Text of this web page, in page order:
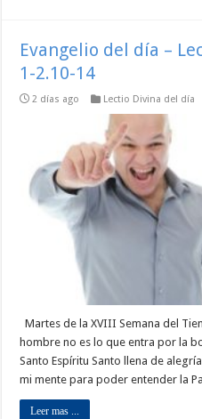
Evangelio del día –
1-2.10-14
2 días ago Lectio Divina del día
Martes de la XVIII Semana del
hombre no es lo que entra por la
Santo Espíritu Santo llena de
mi mente para poder entender la
Leer mas ...